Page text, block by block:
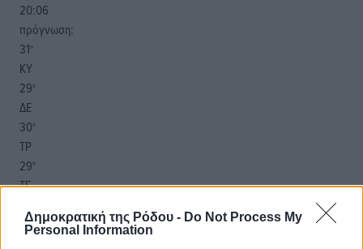
Δημοκρατική της Ρόδου - Do Not Process My
Personal Information
20:06
πρόγνωση:
31°
ΚΥ
29°
ΔΕ
30°
ΤΡ
29°
ΤΕ